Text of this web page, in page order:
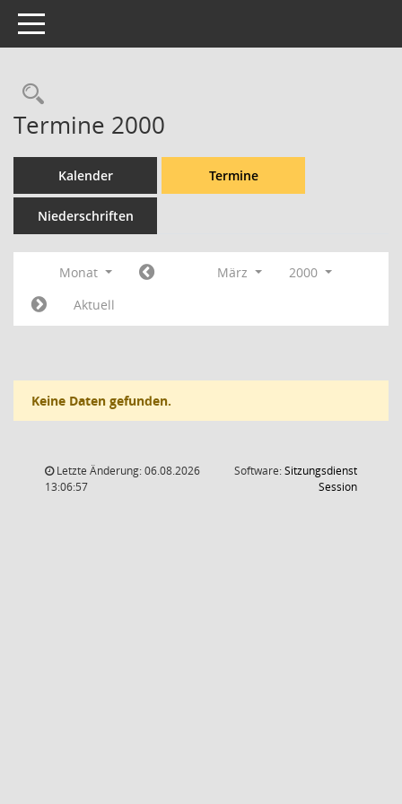
Toggle navigation
Rechercheauswahl
Termine 2000
Kalender Termine
Niederschriften
Monat März
2000
Aktuell
Keine Daten gefunden.
Letzte Änderung: 06.08.2026
13:06:57
Software:Sitzungsdienst
Session(Wird in